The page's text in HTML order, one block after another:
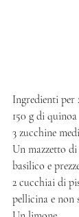
Ingredienti per
150 g di quinoa
3 zucchine
Un mazzetto
basilico e
2 cucchiai di
pellicina e non